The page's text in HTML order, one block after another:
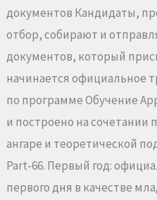
документов Кандидаты,
отбор, собирают и
документов, который
начинается официальное
по программе Обучение
и построено на сочетании
ангаре и теоретической
Part-66. Первый год:
первого дня в качестве